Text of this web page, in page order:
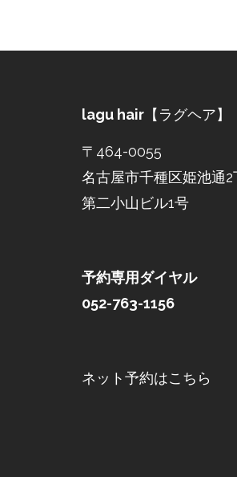
lagu hair 【ラグヘア】
〒464-0055
名古屋市千種区姫池通2
第二小山ビル1号
予約専用ダイヤル
052-763-1156
ネット予約はこちら